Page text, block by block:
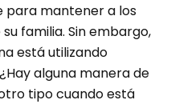
para mantener a los
familia. Sin embargo,
está utilizando
alguna manera de
tipo cuando está